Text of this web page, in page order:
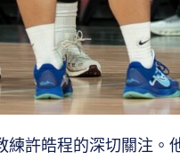
練許皓程的深切關注。